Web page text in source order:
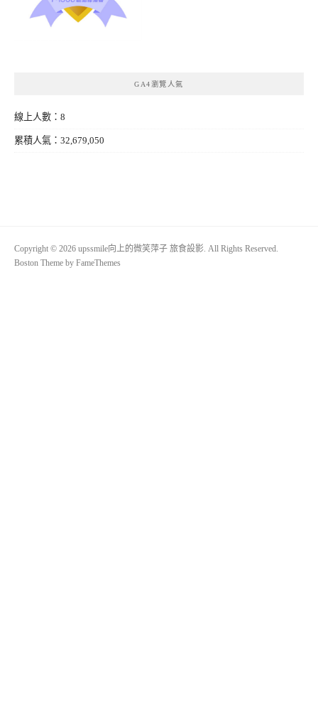
GA4瀏覽人氣
線上人數：8
累積人氣：32,679,050
Copyright © 2026 upssmile向上的微笑萍子 旅食設影. All Rights Reserved.
Boston Theme by FameThemes